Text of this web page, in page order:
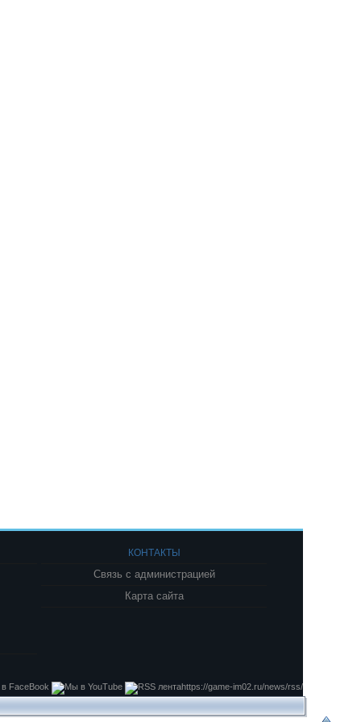
КОНТАКТЫ
Связь с администрацией
Карта сайта
https://game-im02.ru/news/rss/